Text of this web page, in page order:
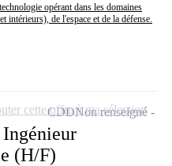
opérant dans les domaines
intérieurs), de l'espace et de la défense.
(H/F)
CDDNon renseigné
cette offre à ma sélection